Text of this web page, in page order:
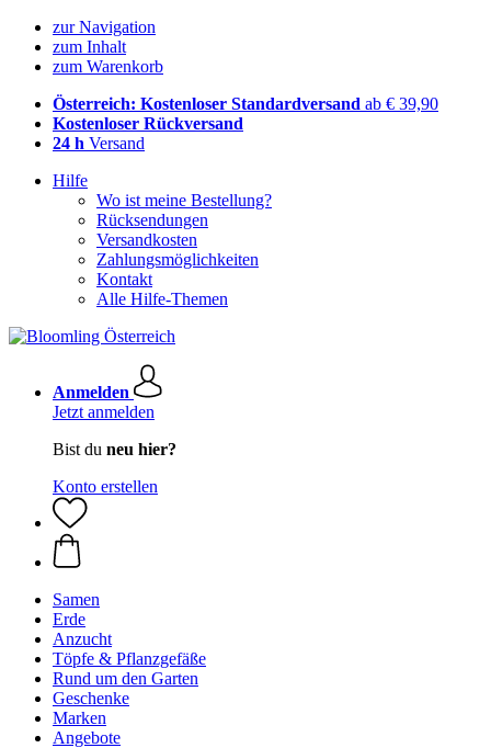
zur Navigation
zum Inhalt
zum Warenkorb
Österreich: Kostenloser Standardversand ab € 39,90
Kostenloser Rückversand
24 h Versand
Hilfe
Wo ist meine Bestellung?
Rücksendungen
Versandkosten
Zahlungsmöglichkeiten
Kontakt
Alle Hilfe-Themen
Anmelden
Jetzt anmelden
Bist du neu hier?
Konto erstellen
Samen
Erde
Anzucht
Töpfe & Pflanzgefäße
Rund um den Garten
Geschenke
Marken
Angebote